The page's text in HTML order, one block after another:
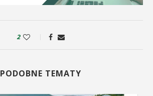
2
PODOBNE TEMATY